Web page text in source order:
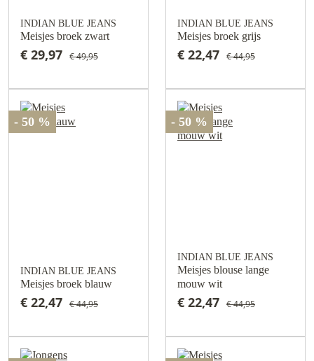
INDIAN BLUE JEANS
Meisjes broek zwart
€ 29,97 € 49,95
INDIAN BLUE JEANS
Meisjes broek grijs
€ 22,47 € 44,95
- 50 %
INDIAN BLUE JEANS
Meisjes broek blauw
€ 22,47 € 44,95
- 50 %
INDIAN BLUE JEANS
Meisjes blouse lange
mouw wit
€ 22,47 € 44,95